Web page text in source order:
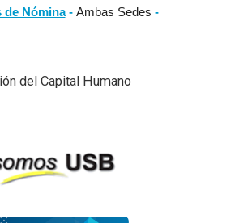
de Nómina- Ambas Sedes -
del Capital Humano